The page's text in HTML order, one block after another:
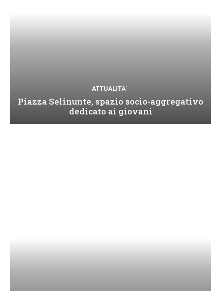
ATTUALITA'
Piazza Selinunte, spazio socio-aggregativo
dedicato ai giovani